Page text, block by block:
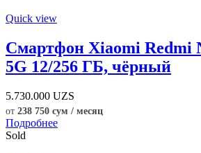
Quick view
Смартфон Xiaomi Redmi
5G 12/256 ГБ, чёрный
5.730.000 UZS
от 238 750 сум / месяц
Подробнее
Sold